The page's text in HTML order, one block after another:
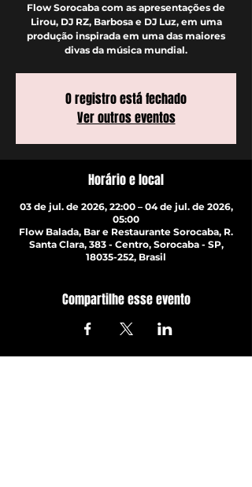
Flow Sorocaba com as apresentações de
Lirou, DJ RZ, Barbosa e DJ Luz, em uma
produção inspirada em uma das maiores
divas da música mundial.
O registro está fechado
Ver outros eventos
Horário e local
03 de jul. de 2026, 22:00 – 04 de jul. de 2026,
05:00
Flow Balada, Bar e Restaurante Sorocaba, R.
Santa Clara, 383 - Centro, Sorocaba - SP,
18035-252, Brasil
Compartilhe esse evento